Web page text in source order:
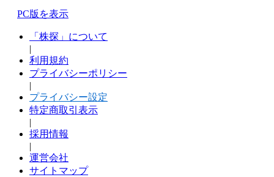
PC版を表示
「株探」について
|
利用規約
プライバシーポリシー
|
プライバシー設定
特定商取引表示
|
採用情報
|
運営会社
サイトマップ